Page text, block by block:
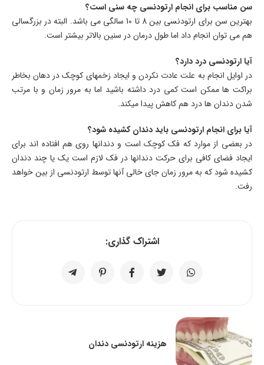
سن مناسب برای انجام ارتودنسی چه سنی است؟
بهترین سن برای ارتودنسی بین 8 تا 10 سالگی می باشد. البته در بزرگسالی
هم می توان انجام داد اما طول درمان در سنین بالاتر بیشتر است.
آیا ارتودنسی درد دارد؟
در اوایل انجام به علت عادت نکردن و ایجاد زخمهای کوچک در دهان بخاطر
براکت ها ممکن است کمی درد داشته باشید اما به مرور زمان و با مرتب
شدن دندان ها درد هم کاهش پیدا میکند.
آیا برای انجام ارتودنسی باید دندان کشیده شود؟
در بعضی از موارد که فک کوچک است و دندانها روی هم افتاده اند برای
ایجاد فضای کافی برای حرکت دندانها در فک لازم است یک یا چند دندان
کشیده شود که به مرور زمان جای خالی آنها توسط ارتودنسی از بین خواهد
رفت.
اشتراک گذاری:
هزینه ارتودنسی دندان